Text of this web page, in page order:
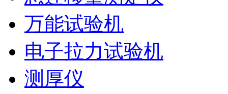
万能试验机
电子拉力试验机
测厚仪